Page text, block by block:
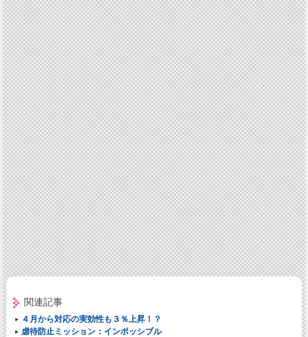
関連記事
４月から対応の実効性も３％上昇！？
虐待防止ミッション：インポッシブル